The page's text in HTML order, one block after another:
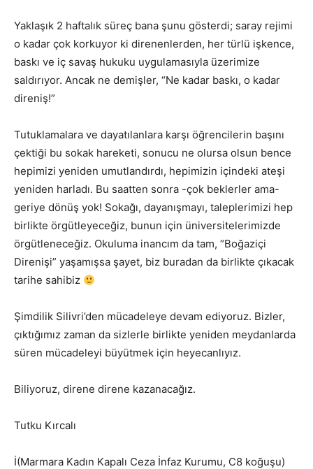
Yaklaşık 2 haftalık süreç bana şunu gösterdi; saray rejimi
o kadar çok korkuyor ki direnenlerden, her türlü işkence,
baskı ve iç savaş hukuku uygulamasıyla üzerimize
saldırıyor. Ancak ne demişler, “Ne kadar baskı, o kadar
direniş!”
Tutuklamalara ve dayatılanlara karşı öğrencilerin başını
çektiği bu sokak hareketi, sonucu ne olursa olsun bence
hepimizi yeniden umutlandırdı, hepimizin içindeki ateşi
yeniden harladı. Bu saatten sonra -çok beklerler ama-
geriye dönüş yok! Sokağı, dayanışmayı, taleplerimizi hep
birlikte örgütleyeceğiz, bunun için üniversitelerimizde
örgütleneceğiz. Okuluma inancım da tam, “Boğaziçi
Direnişi” yaşamışsa şayet, biz buradan da birlikte çıkacak
tarihe sahibiz
Şimdilik Silivri’den mücadeleye devam ediyoruz. Bizler,
çıktığımız zaman da sizlerle birlikte yeniden meydanlarda
süren mücadeleyi büyütmek için heyecanlıyız.
Biliyoruz, direne direne kazanacağız.
Tutku Kırcalı
İ(Marmara Kadın Kapalı Ceza İnfaz Kurumu, C8 koğuşu)